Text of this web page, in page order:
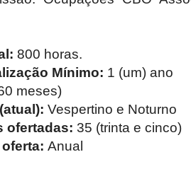
800 horas.
Mínimo: 1 (um) ano
meses)
Vespertino e Noturno
ofertadas: 35 (trinta e cinco)
Anual